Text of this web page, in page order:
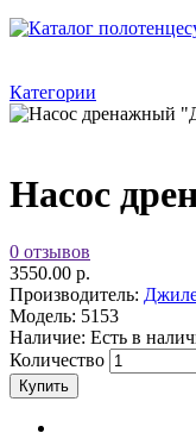
Категории
Насос
0 отзывов
3550.00 р.
Производитель:
Модель: 5153
Наличие: Есть в
Количество